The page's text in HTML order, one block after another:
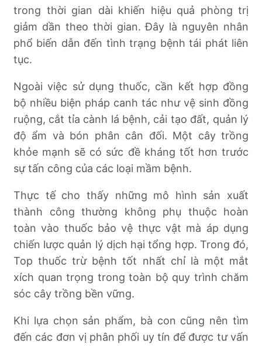
trong thời gian dài khiến hiệu quả phòng trị
giảm dần theo thời gian. Đây là nguyên nhân
phổ biến dẫn đến tình trạng bệnh tái phát liên
tục.
Ngoài việc sử dụng thuốc, cần kết hợp đồng
bộ nhiều biện pháp canh tác như vệ sinh đồng
ruộng, cắt tỉa cành lá bệnh, cải tạo đất, quản lý
độ ẩm và bón phân cân đối. Một cây trồng
khỏe mạnh sẽ có sức đề kháng tốt hơn trước
sự tấn công của các loại mầm bệnh.
Thực tế cho thấy những mô hình sản xuất
thành công thường không phụ thuộc hoàn
toàn vào thuốc bảo vệ thực vật mà áp dụng
chiến lược quản lý dịch hại tổng hợp. Trong đó,
Top thuốc trừ bệnh tốt nhất chỉ là một mắt
xích quan trọng trong toàn bộ quy trình chăm
sóc cây trồng bền vững.
Khi lựa chọn sản phẩm, bà con cũng nên tìm
đến các đơn vị phân phối uy tín để được tư vấn